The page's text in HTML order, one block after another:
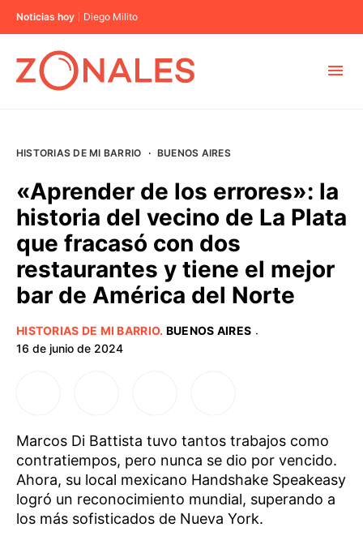
Noticias hoy Diego Milito
BUENOS AIRES
PROVINCIAS
HISTORIAS DE MI BARRIO · BUENOS AIRES
«Aprender de los errores»: la
historia del vecino de La Plata
que fracasó con dos
restaurantes y tiene el mejor
bar de América del Norte
HISTORIAS DE MI BARRIO. BUENOS AIRES ·
16 de junio de 2024
Marcos Di Battista tuvo tantos trabajos como
contratiempos, pero nunca se dio por vencido.
Ahora, su local mexicano Handshake Speakeasy
logró un reconocimiento mundial, superando a
los más sofisticados de Nueva York.